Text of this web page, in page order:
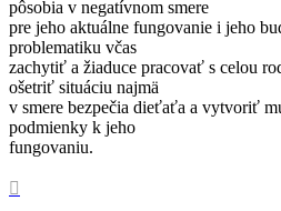
pôsobia v negatívnom smere
pre jeho aktuálne fungovanie i jeho
problematiku včas
zachytiť a žiaduce pracovať s celou
ošetriť situáciu najmä
v smere bezpečia dieťaťa a vytvoriť
podmienky k jeho
fungovaniu.
